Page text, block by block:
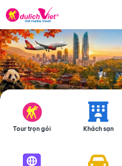
Tour trọn gói Khách sạn